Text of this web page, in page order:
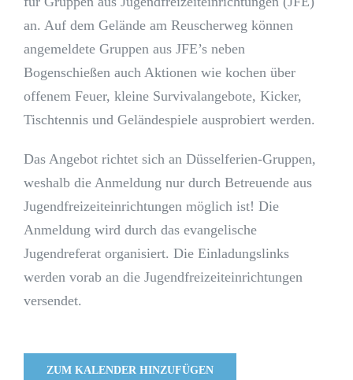
an. Auf dem Gelände am Reuscherweg können
angemeldete Gruppen aus JFE’s neben
Bogenschießen auch Aktionen wie kochen über
offenem Feuer, kleine Survivalangebote, Kicker,
Tischtennis und Geländespiele ausprobiert werden.
Das Angebot richtet sich an Düsselferien-Gruppen,
weshalb die Anmeldung nur durch Betreuende aus
Jugendfreizeiteinrichtungen möglich ist! Die
Anmeldung wird durch das evangelische
Jugendreferat organisiert. Die Einladungslinks
werden vorab an die Jugendfreizeiteinrichtungen
versendet.
ZUM KALENDER HINZUFÜGEN